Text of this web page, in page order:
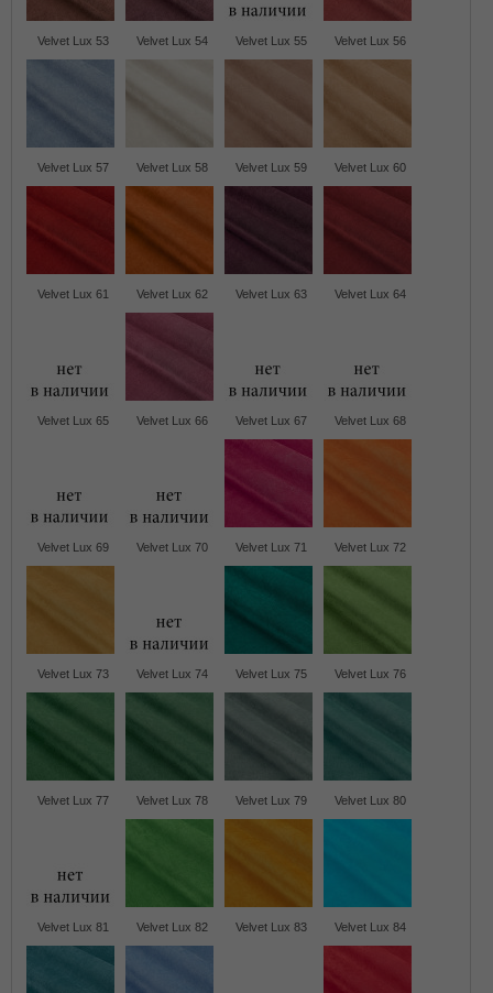
Velvet Lux 53 Velvet Lux 54 Velvet Lux 55 Velvet Lux 56
Velvet Lux 57 Velvet Lux 58 Velvet Lux 59 Velvet Lux 60
Velvet Lux 61 Velvet Lux 62 Velvet Lux 63 Velvet Lux 64
Velvet Lux 65 Velvet Lux 66 Velvet Lux 67 Velvet Lux 68
Velvet Lux 69 Velvet Lux 70 Velvet Lux 71 Velvet Lux 72
Velvet Lux 73 Velvet Lux 74 Velvet Lux 75 Velvet Lux 76
Velvet Lux 77 Velvet Lux 78 Velvet Lux 79 Velvet Lux 80
Velvet Lux 81 Velvet Lux 82 Velvet Lux 83 Velvet Lux 84